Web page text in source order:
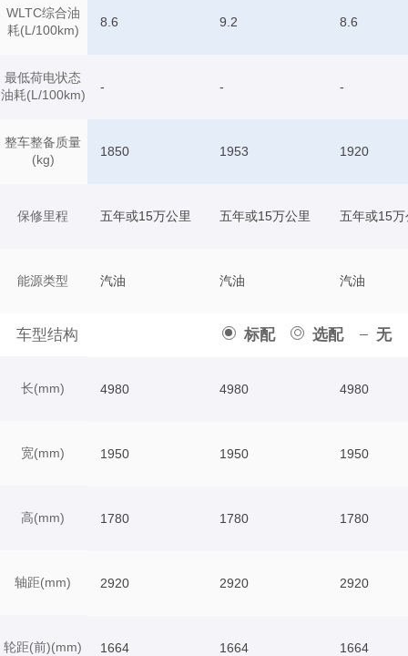
WLTC综合油
耗(L/100km)
最低荷电状态
油耗(L/100km)
整车整备质量
(kg)
保修里程
能源类型
车型结构 标配 选配 无
长(mm)
宽(mm)
高(mm)
轴距(mm)
轮距(前)(mm)
8.6 9.2 8.6
- - -
1850 1953 1920
五年或15万公里 五年或15万公里 五年或15万
汽油 汽油 汽油
4980 4980 4980
1950 1950 1950
1780 1780 1780
2920 2920 2920
1664 1664 1664